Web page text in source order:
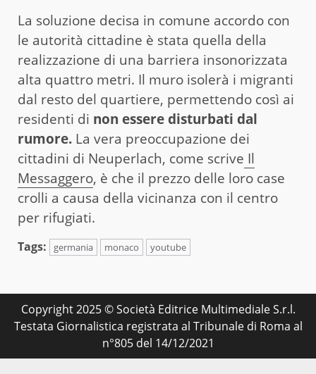
La soluzione decisa in comune accordo con
le autorità cittadine è stata quella della
realizzazione di una barriera insonorizzata
alta quattro metri. Il muro isolerà i migranti
dal resto del quartiere, permettendo così ai
residenti di non essere disturbati dal
rumore. La vera preoccupazione dei
cittadini di Neuperlach, come scrive Il
Messaggero, è che il prezzo delle loro case
crolli a causa della vicinanza con il centro
per rifugiati.
Tags: germania monaco youtube
Copyright 2025 © Società Editrice Multimediale S.r.l.
Testata Giornalistica registrata al Tribunale di Roma al
n°805 del 14/12/2021